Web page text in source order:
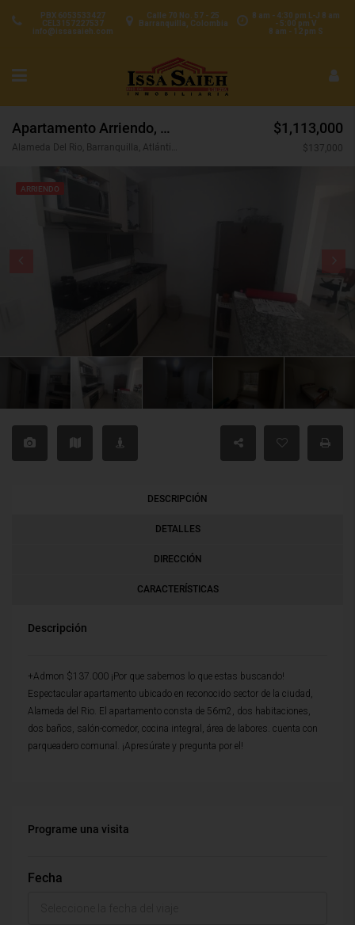
8 am - 4:30 pm L-J 8 am
- 5:00 pm V
8 am - 12 pm S
Calle 70 No. 57 - 25
Barranquilla, Colombia
PBX 6053533427
CEL3157227537
info@issasaieh.com
Apartamento Arriendo, Alameda Del Rio, Barranquilla (29925)
Alameda Del Rio, Barranquilla, Atlántico, Colombia
$1,113,000
$137,000
ARRIENDO
DESCRIPCIÓN
DETALLES
DIRECCIÓN
CARACTERÍSTICAS
Descripción
+Admon $137.000 ¡Por que sabemos lo que estas buscando!
Espectacular apartamento ubicado en reconocido sector de la ciudad,
Alameda del Rio. El apartamento consta de 56m2, dos habitaciones,
dos baños, salón-comedor, cocina integral, área de labores. cuenta con
parqueadero comunal. ¡Apresúrate y pregunta por el!
Programe una visita
Fecha